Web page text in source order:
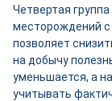
Четвертая
месторождений с
позволяет
на добычу
уменьшается, а
учитывать